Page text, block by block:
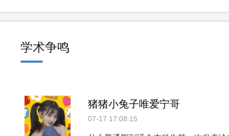
学术争鸣
猪猪小兔子唯爱宁哥
07-17 17:08:15